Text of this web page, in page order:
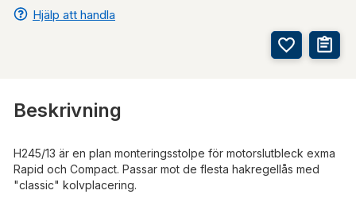
Hjälp att handla
Beskrivning
H245/13 är en plan monteringsstolpe för motorslutbleck exma
Rapid och Compact. Passar mot de flesta hakregellås med
"classic" kolvplacering.